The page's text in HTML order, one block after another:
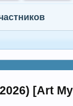
[Art